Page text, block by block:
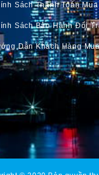
Sách Thanh Toán
Sách Bảo Hành Đổi
Dẫn Khách Hàng